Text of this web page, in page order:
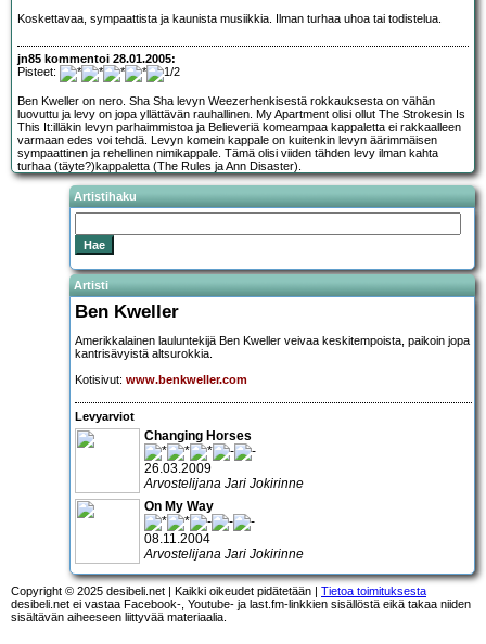
Koskettavaa, sympaattista ja kaunista musiikkia. Ilman turhaa uhoa tai todistelua.
jn85 kommentoi 28.01.2005:
Pisteet:
Ben Kweller on nero. Sha Sha levyn Weezerhenkisestä rokkauksesta on vähän
luovuttu ja levy on jopa yllättävän rauhallinen. My Apartment olisi ollut The Strokesin Is
This It:illäkin levyn parhaimmistoa ja Believeriä komeampaa kappaletta ei rakkaalleen
varmaan edes voi tehdä. Levyn komein kappale on kuitenkin levyn äärimmäisen
sympaattinen ja rehellinen nimikappale. Tämä olisi viiden tähden levy ilman kahta
turhaa (täyte?)kappaletta (The Rules ja Ann Disaster).
Artistihaku
Artisti
Ben Kweller
Amerikkalainen lauluntekijä Ben Kweller veivaa keskitempoista, paikoin jopa
kantrisävyistä altsurokkia.
Kotisivut: www.benkweller.com
Levyarviot
Changing Horses
26.03.2009
Arvostelijana Jari Jokirinne
On My Way
08.11.2004
Arvostelijana Jari Jokirinne
Copyright © 2025 desibeli.net | Kaikki oikeudet pidätetään | Tietoa toimituksesta
desibeli.net ei vastaa Facebook-, Youtube- ja last.fm-linkkien sisällöstä eikä takaa niiden
sisältävän aiheeseen liittyvää materiaalia.